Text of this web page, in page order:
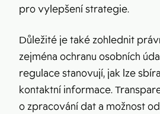
pro vylepšení strategie.
Důležité je také zohlednit
zejména ochranu osobních
regulace stanovují, jak lze
kontaktní informace.
o zpracování dat a možnost